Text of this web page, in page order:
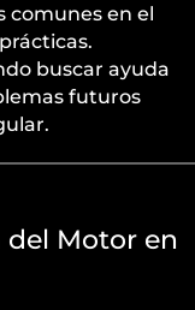
comunes en el
buscar ayuda
futuros
del Motor en